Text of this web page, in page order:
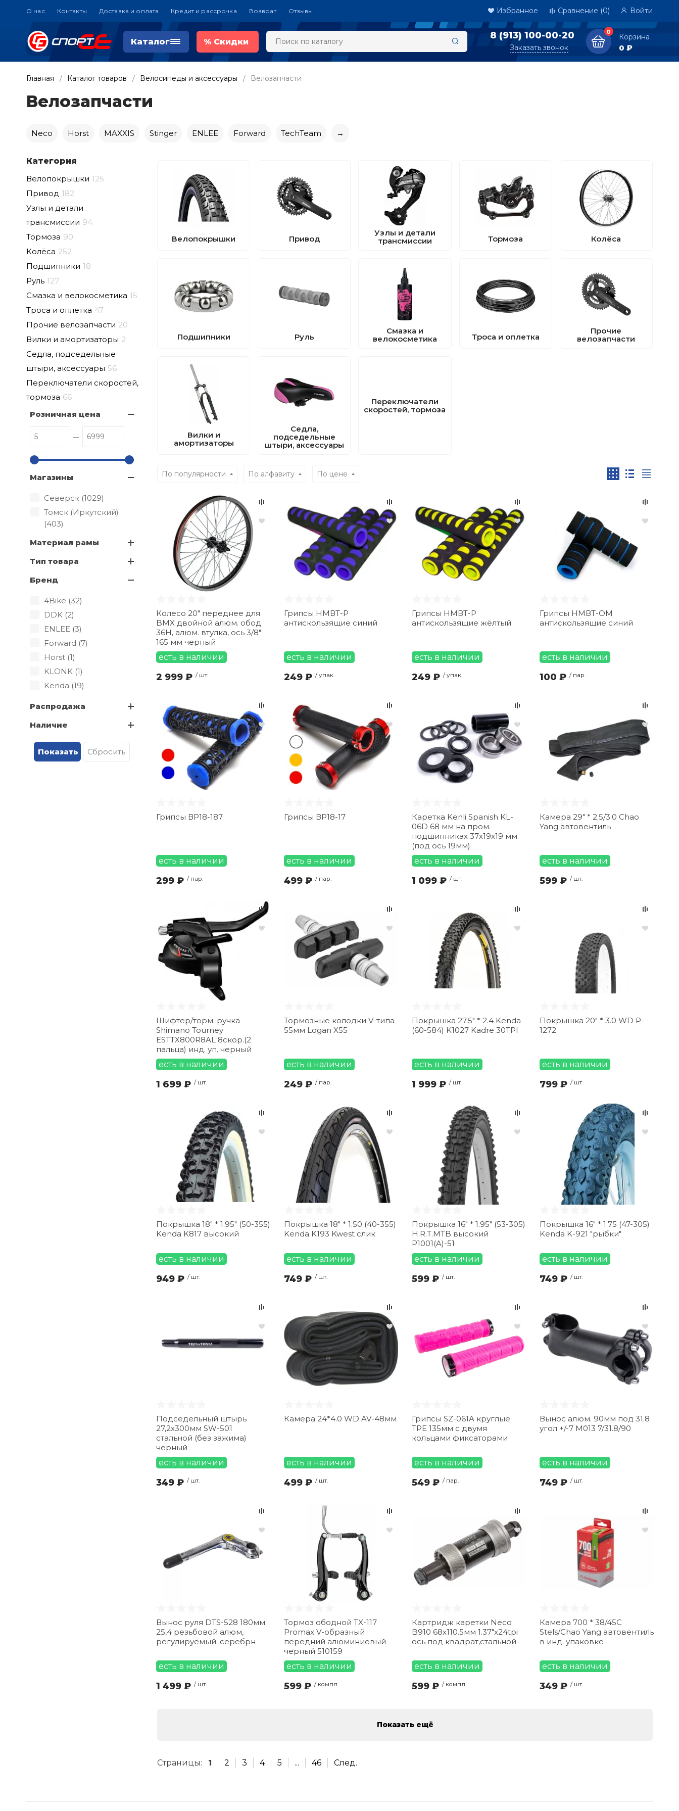
О нас Контакты Доставка и оплата Кредит и рассрочка Возврат Отзывы Избранное Сравнение (0) Войти
Каталог % Скидки
8 (913) 100-00-20
Заказать звонок
0
Корзина
0 ₽
Главная Каталог товаров Велосипеды и аксессуары Велозапчасти
Велозапчасти
Neco Horst MAXXIS Stinger ENLEE Forward TechTeam →
Категория
Велопокрышки 125
Привод 182
Узлы и детали
трансмиссии 94
Тормоза 90
Колёса 252
Подшипники 18
Руль 127
Смазка и велокосметика 15
Троса и оплетка 47
Прочие велозапчасти 20
Вилки и амортизаторы 2
Седла, подседельные
штыри, аксессуары 56
Переключатели скоростей,
тормоза 66
Розничная цена
Магазины
Северск (1029)
Томск (Иркутский)
(403)
Материал рамы
Тип товара
Бренд
4Bike (32)
DDK (2)
ENLEE (3)
Forward (7)
Horst (1)
KLONK (1)
Kenda (19)
M-Wave (
MAXXIS (
Michelin ( )
Mitas ( 1 )
Распродажа
Наличие
Велопокрышки Привод
Узлы и детали
трансмиссии
Тормоза Колёса
Подшипники Руль
Смазка и
велокосметика
Троса и оплетка
Прочие
велозапчасти
Вилки и
амортизаторы
Седла,
подседельные
штыри, аксессуары
Переключатели
скоростей, тормоза
По популярности По алфавиту По цене
Колесо 20" переднее для
BMX двойной алюм. обод
36H, алюм. втулка, ось 3/8"
165 мм черный
есть в наличии
2 999 ₽ / шт.
Грипсы НМВТ-Р
антискользящие синий
есть в наличии
249 ₽ / упак.
Грипсы НМВТ-Р
антискользящие жёлтый
есть в наличии
249 ₽ / упак.
Грипсы НМВТ-OM
антискользящие синий
есть в наличии
100 ₽ / пар.
Грипсы ВР18-187
есть в наличии
299 ₽ / пар.
Грипсы ВР18-17
есть в наличии
499 ₽ / пар.
Каретка Kenli Spanish KL-
06D 68 мм на пром.
подшипниках 37x19x19 мм
(под ось 19мм)
есть в наличии
1 099 ₽ / шт.
Камера 29" * 2.5/3.0 Chao
Yang автовентиль
есть в наличии
599 ₽ / шт.
Шифтер/торм. ручка
Shimano Tourney
ESTTX800R8AL 8скор.(2
пальца) инд. уп. черный
есть в наличии
1 699 ₽ / шт.
Тормозные колодки V-типа
55мм Logan X55
есть в наличии
249 ₽ / пар.
Покрышка 27.5" * 2.4 Kenda
(60-584) K1027 Kadre 30TPI
есть в наличии
1 999 ₽ / шт.
Покрышка 20" * 3.0 WD P-
1272
есть в наличии
799 ₽ / шт.
Покрышка 18" * 1.95" (50-355)
Kenda K817 высокий
есть в наличии
949 ₽ / шт.
Покрышка 18" * 1.50 (40-355)
Kenda K193 Kwest слик
есть в наличии
749 ₽ / шт.
Покрышка 16" * 1.95" (53-305)
H.R.T.MTB высокий
P1001(A)-51
есть в наличии
599 ₽ / шт.
Покрышка 16" * 1.75 (47-305)
Kenda K-921 "рыбки"
есть в наличии
749 ₽ / шт.
Подседельный штырь
27,2x300мм SW-501
стальной (без зажима)
черный
есть в наличии
349 ₽ / шт.
Камера 24*4.0 WD AV-48мм
есть в наличии
499 ₽ / шт.
Грипсы SZ-061A круглые
TPE 135мм с двумя
кольцами фиксаторами
есть в наличии
549 ₽ / пар.
Вынос алюм. 90мм под 31.8
угол +/-7 M013 7/31.8/90
есть в наличии
749 ₽ / шт.
Вынос руля DTS-528 180мм
25,4 резьбовой алюм,
регулируемый. серебрн
есть в наличии
1 499 ₽ / шт.
Тормоз ободной TX-117
Promax V-образный
передний алюминиевый
черный 510159
есть в наличии
599 ₽ / компл.
Картридж каретки Neco
B910 68х110.5мм 1.37"х24tpi
ось под квадрат,стальной
есть в наличии
599 ₽ / компл.
Камера 700 * 38/45C
Stels/Chao Yang автовентиль
в инд. упаковке
есть в наличии
349 ₽ / шт.
Показать ещё
Страницы: 1 2 3 4 5 ... 46 След.